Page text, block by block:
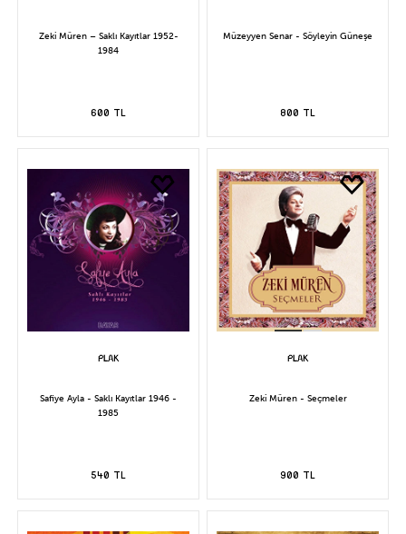
Zeki Müren – Saklı Kayıtlar 1952-
1984
600 TL
Müzeyyen Senar - Söyleyin Güneşe
800 TL
Safiye Ayla - Saklı Kayıtlar 1946 -
1985
540 TL
Zeki Müren - Seçmeler
900 TL